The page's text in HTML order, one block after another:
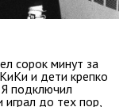
сорок минут за
и дети крепко
Я подключил
играл до тех пор,